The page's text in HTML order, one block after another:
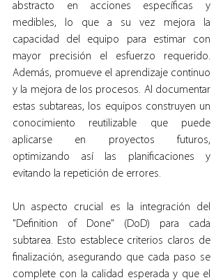
abstracto en acciones específicas y
medibles, lo que a su vez mejora la
capacidad del equipo para estimar con
mayor precisión el esfuerzo requerido.
Además, promueve el aprendizaje continuo
y la mejora de los procesos. Al documentar
estas subtareas, los equipos construyen un
conocimiento reutilizable que puede
aplicarse en proyectos futuros,
optimizando así las planificaciones y
evitando la repetición de errores.
Un aspecto crucial es la integración del
"Definition of Done" (DoD) para cada
subtarea. Esto establece criterios claros de
finalización, asegurando que cada paso se
complete con la calidad esperada y que el